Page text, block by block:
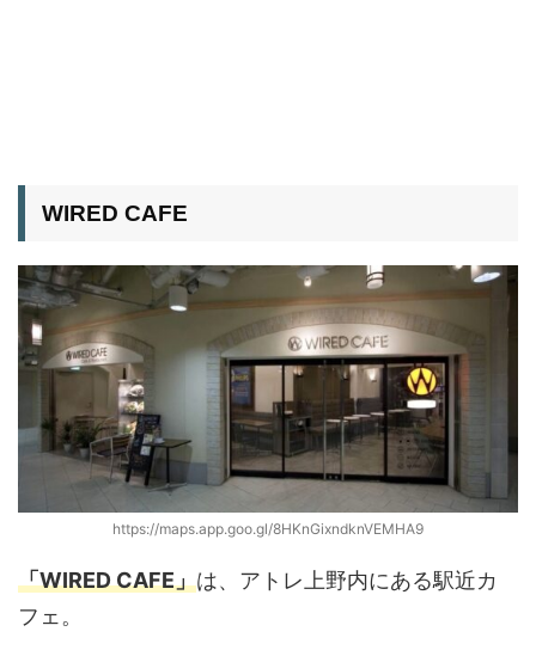
WIRED CAFE
https://maps.app.goo.gl/8HKnGixndknVEMHA9
「WIRED CAFE」は、アトレ上野内にある駅近カ
フェ。